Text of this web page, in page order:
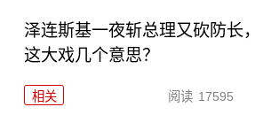
泽连斯基一夜斩总理又砍防长，
这大戏几个意思？
相关 阅读 17595